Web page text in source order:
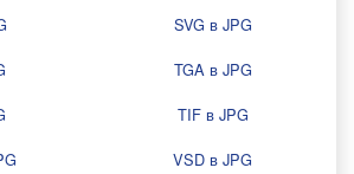
SVG в JPG
TGA в JPG
TIF в JPG
VSD в JPG